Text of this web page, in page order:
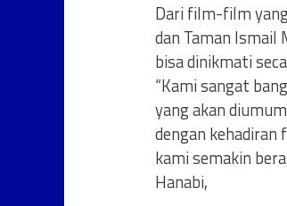
Dari film-film
dan Taman Ismail
bisa dinikmati
“Kami sangat
yang akan
dengan
kami semakin
Hanabi,